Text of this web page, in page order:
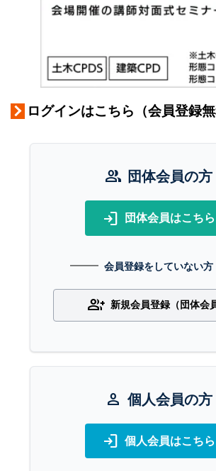
ログインはこちら（会員登録無
group 団体会員の方
login 団体会員はこちら
会員登録をしていない方
group_add 新規会員登録（団体会
person 個人会員の方
login 個人会員はこちら